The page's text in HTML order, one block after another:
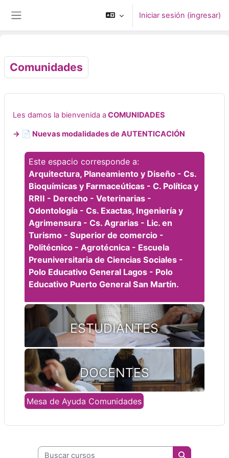
Iniciar sesión (ingresar)
Comunidades
Les damos la bienvenida aCOMUNIDADES
-> 📄 Nuevas modalidades de AUTENTICACIÓN
Este espacio corresponde a:
Arquitectura, Planeamiento y Diseño - Cs.
Bioquímicas y Farmaceúticas - C. Política y
RRII - Derecho - Veterinarias -
Odontología - Cs. Exactas, Ingeniería y
Agrimensura - Cs. Agrarias - Lic. en
Turismo - Superior de comercio -
Politécnico - Agrotécnica - Escuela
Preuniversitaria de Ciencias Sociales -
Polo Educativo General Lagos - Polo
Educativo Puerto General San Martín.
ESTUDIANTES
DOCENTES
Mesa de Ayuda Comunidades
Buscar cursos